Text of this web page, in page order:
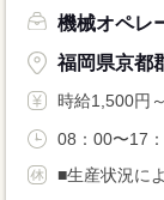
機械オペレ
福岡県京都
時給1,500円
08：00〜17
■生産状況に